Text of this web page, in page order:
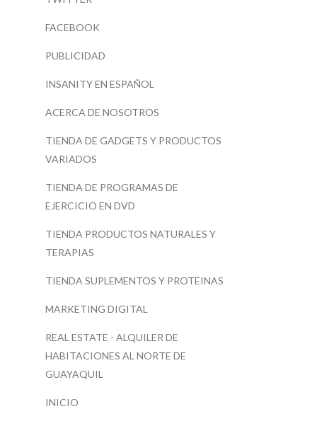
FACEBOOK
PUBLICIDAD
INSANITY EN ESPAÑOL
ACERCA DE NOSOTROS
TIENDA DE GADGETS Y PRODUCTOS
VARIADOS
TIENDA DE PROGRAMAS DE
EJERCICIO EN DVD
TIENDA PRODUCTOS NATURALES Y
TERAPIAS
TIENDA SUPLEMENTOS Y PROTEINAS
MARKETING DIGITAL
REAL ESTATE - ALQUILER DE
HABITACIONES AL NORTE DE
GUAYAQUIL
INICIO